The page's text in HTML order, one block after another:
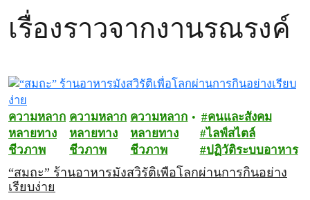
เรื่องราวจากงานรณรงค์
ความหลาก
หลายทาง
ชีวภาพ
ความหลาก
หลายทาง
ชีวภาพ
ความหลาก
หลายทาง
ชีวภาพ
คนและสังคม
ไลฟ์สไตล์
ปฏิวัติระบบอาหาร
“สมถะ” ร้านอาหารมังสวิรัติเพื่อโลกผ่านการกินอย่าง
เรียบง่าย